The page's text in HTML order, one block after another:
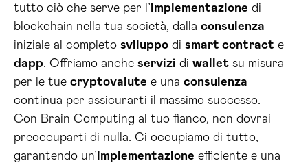
tutto ciò che serve per l’implementazione di
blockchain nella tua società, dalla consulenza
iniziale al completo sviluppo di smart contract e
dapp. Offriamo anche servizi di wallet su misura
per le tue cryptovalute e una consulenza
continua per assicurarti il massimo successo.
Con Brain Computing al tuo fianco, non dovrai
preoccuparti di nulla. Ci occupiamo di tutto,
garantendo un’implementazione efficiente e una